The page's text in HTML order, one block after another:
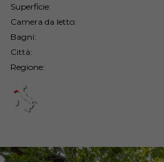
Superficie:
Camera da letto:
Bagni:
Città:
Regione: